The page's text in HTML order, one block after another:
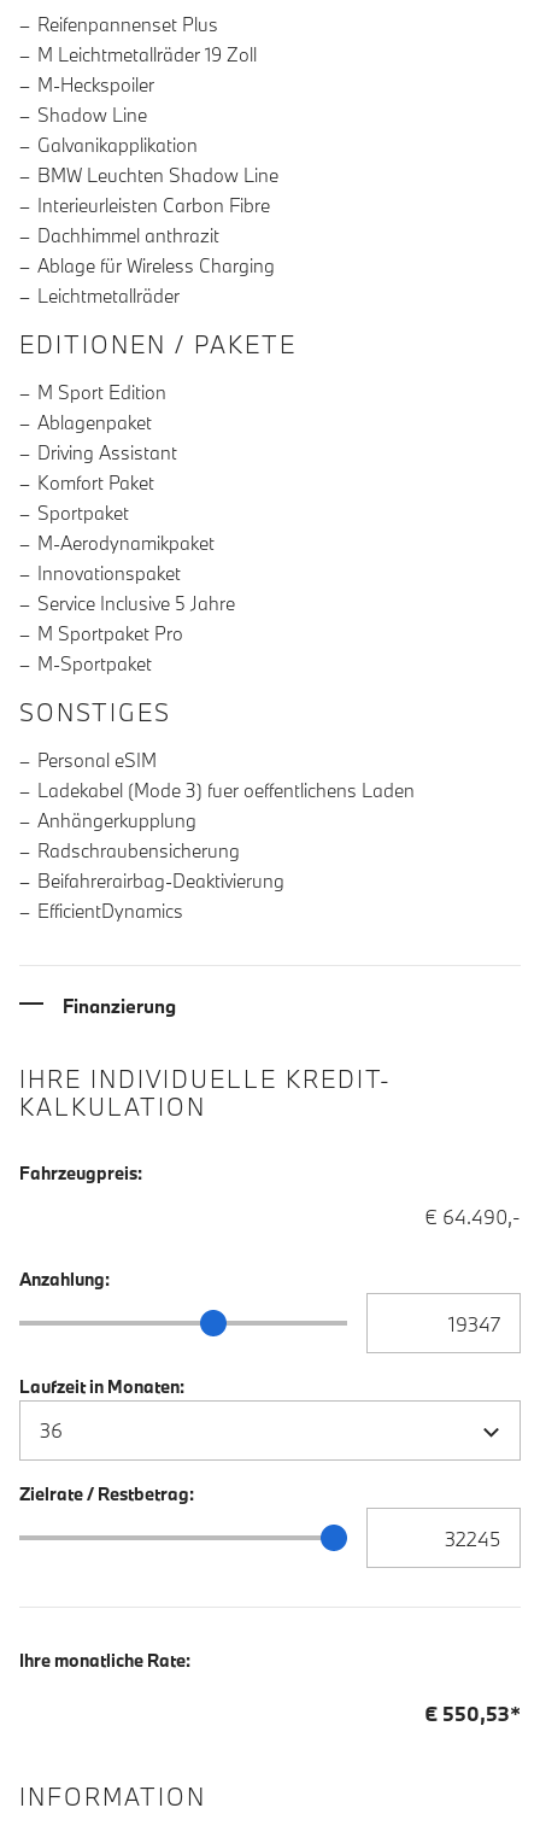
Reifenpannenset Plus
M Leichtmetallräder 19 Zoll
M-Heckspoiler
Shadow Line
Galvanikapplikation
BMW Leuchten Shadow Line
Interieurleisten Carbon Fibre
Dachhimmel anthrazit
Ablage für Wireless Charging
Leichtmetallräder
EDITIONEN / PAKETE
M Sport Edition
Ablagenpaket
Driving Assistant
Komfort Paket
Sportpaket
M-Aerodynamikpaket
Innovationspaket
Service Inclusive 5 Jahre
M Sportpaket Pro
M-Sportpaket
SONSTIGES
Personal eSIM
Ladekabel (Mode 3) fuer oeffentlichens Laden
Anhängerkupplung
Radschraubensicherung
Beifahrerairbag-Deaktivierung
EfficientDynamics
Finanzierung
IHRE INDIVIDUELLE KREDIT-
KALKULATION
Fahrzeugpreis:
€ 64.490,-
Anzahlung:
Anzahlung Schieberegler
Laufzeit in Monaten:
Zielrate / Restbetrag:
Zielrate / Restbetrag Schieberegler
Ihre monatliche Rate:
€ 550,53*
INFORMATION